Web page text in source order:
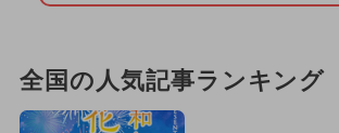
全国の人気記事ランキング